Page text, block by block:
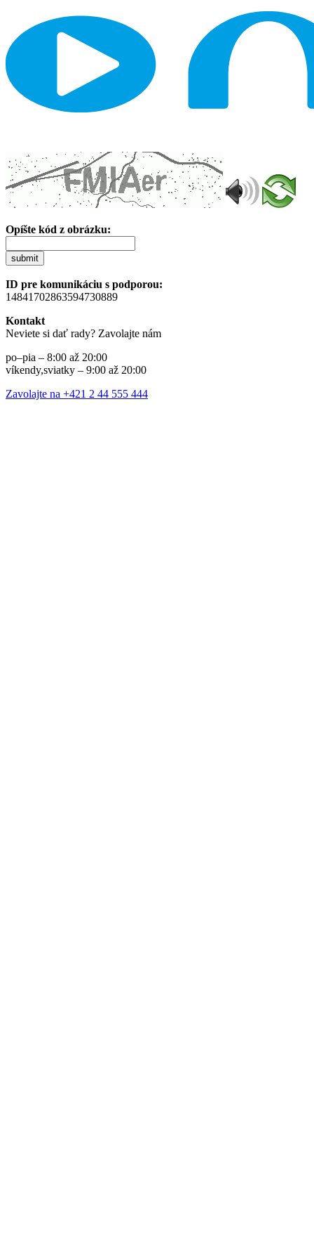
Opíšte kód z obrázku:
submit
ID pre komunikáciu s podporou:
14841702863594730889
Kontakt
Neviete si dať rady? Zavolajte nám
po–pia – 8:00 až 20:00
víkendy,sviatky – 9:00 až 20:00
Zavolajte na +421 2 44 555 444